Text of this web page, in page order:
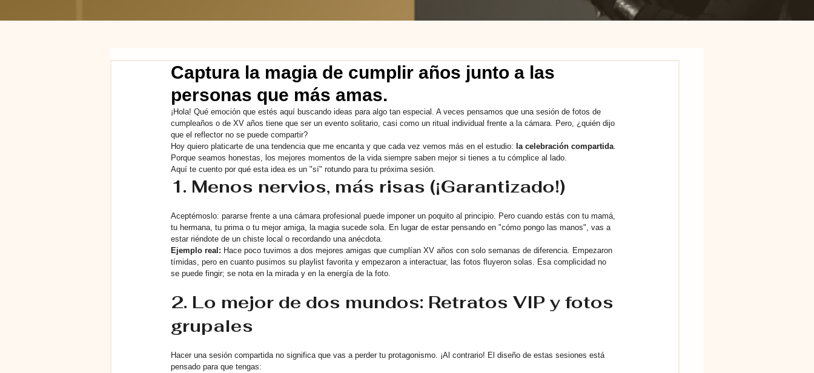
Captura la magia de cumplir años junto a las
personas que más amas.
¡Hola! Qué emoción que estés aquí buscando ideas para algo tan especial. A veces pensamos que una sesión de fotos de
cumpleaños o de XV años tiene que ser un evento solitario, casi como un ritual individual frente a la cámara. Pero, ¿quién dijo
que el reflector no se puede compartir?
Hoy quiero platicarte de una tendencia que me encanta y que cada vez vemos más en el estudio: la celebración compartida.
Porque seamos honestas, los mejores momentos de la vida siempre saben mejor si tienes a tu cómplice al lado.
Aquí te cuento por qué esta idea es un "sí" rotundo para tu próxima sesión.
1. Menos nervios, más risas (¡Garantizado!)
Aceptémoslo: pararse frente a una cámara profesional puede imponer un poquito al principio. Pero cuando estás con tu mamá,
tu hermana, tu prima o tu mejor amiga, la magia sucede sola. En lugar de estar pensando en "cómo pongo las manos", vas a
estar riéndote de un chiste local o recordando una anécdota.
Ejemplo real: Hace poco tuvimos a dos mejores amigas que cumplían XV años con solo semanas de diferencia. Empezaron
tímidas, pero en cuanto pusimos su playlist favorita y empezaron a interactuar, las fotos fluyeron solas. Esa complicidad no
se puede fingir; se nota en la mirada y en la energía de la foto.
2. Lo mejor de dos mundos: Retratos VIP y fotos
grupales
Hacer una sesión compartida no significa que vas a perder tu protagonismo. ¡Al contrario! El diseño de estas sesiones está
pensado para que tengas: